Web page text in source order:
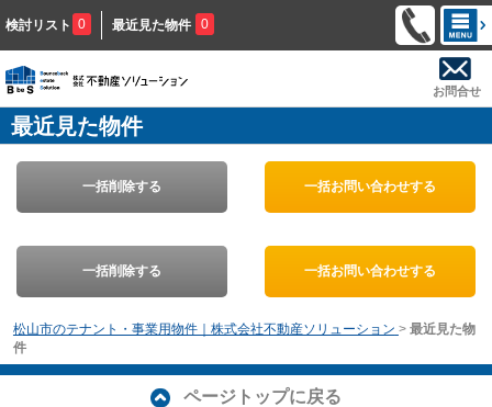
検討リスト 0 最近見た物件 0
お問合せ
最近見た物件
一括削除する 一括お問い合わせする
一括削除する 一括お問い合わせする
松山市のテナント・事業用物件｜株式会社不動産ソリューション > 最近見た物
件
ページトップに戻る